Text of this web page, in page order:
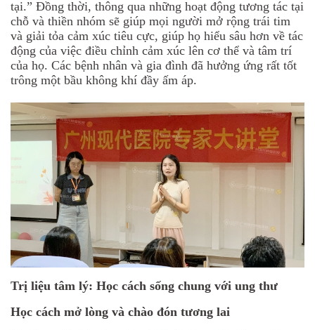
tại.” Đồng thời, thông qua những hoạt động tương tác tại
chỗ và thiền nhóm sẽ giúp mọi người mở rộng trái tim
và giải tỏa cảm xúc tiêu cực, giúp họ hiểu sâu hơn về tác
động của việc điều chỉnh cảm xúc lên cơ thể và tâm trí
của họ. Các bệnh nhân và gia đình đã hưởng ứng rất tốt
trông một bầu không khí đầy ấm áp.
Trị liệu tâm lý: Học cách sống chung với ung thư
Học cách mở lòng và chào đón tương lai